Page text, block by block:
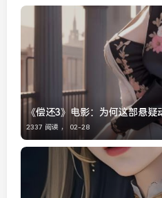
《偿还3》电影：为何这部悬疑
2337 阅读 ， 02-28